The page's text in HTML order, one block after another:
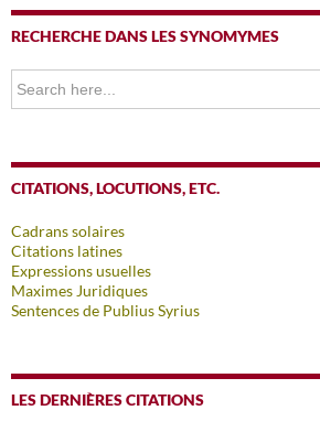
RECHERCHE DANS LES SYNOMYMES
Search
for:
CITATIONS, LOCUTIONS, ETC.
Cadrans solaires
Citations latines
Expressions usuelles
Maximes Juridiques
Sentences de Publius Syrius
LES DERNIÈRES CITATIONS